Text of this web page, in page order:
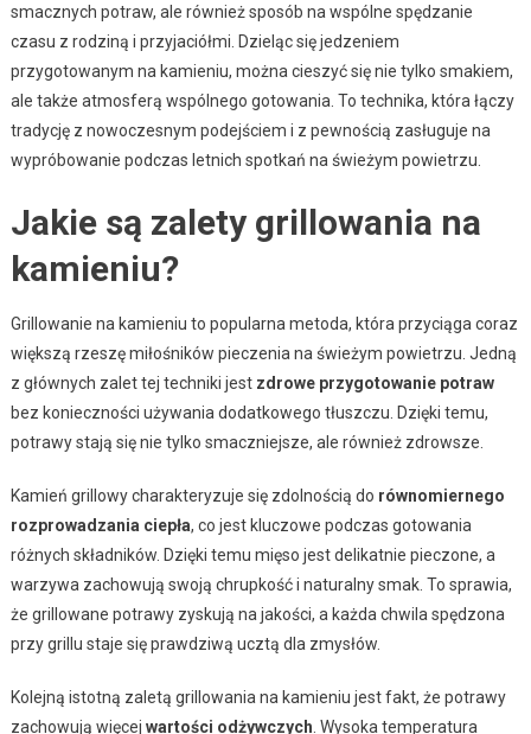
smacznych potraw, ale również sposób na wspólne spędzanie
czasu z rodziną i przyjaciółmi. Dzieląc się jedzeniem
przygotowanym na kamieniu, można cieszyć się nie tylko smakiem,
ale także atmosferą wspólnego gotowania. To technika, która łączy
tradycję z nowoczesnym podejściem i z pewnością zasługuje na
wypróbowanie podczas letnich spotkań na świeżym powietrzu.
Jakie są zalety grillowania na
kamieniu?
Grillowanie na kamieniu to popularna metoda, która przyciąga coraz
większą rzeszę miłośników pieczenia na świeżym powietrzu. Jedną
z głównych zalet tej techniki jest zdrowe przygotowanie potraw
bez konieczności używania dodatkowego tłuszczu. Dzięki temu,
potrawy stają się nie tylko smaczniejsze, ale również zdrowsze.
Kamień grillowy charakteryzuje się zdolnością do równomiernego
rozprowadzania ciepła, co jest kluczowe podczas gotowania
różnych składników. Dzięki temu mięso jest delikatnie pieczone, a
warzywa zachowują swoją chrupkość i naturalny smak. To sprawia,
że grillowane potrawy zyskują na jakości, a każda chwila spędzona
przy grillu staje się prawdziwą ucztą dla zmysłów.
Kolejną istotną zaletą grillowania na kamieniu jest fakt, że potrawy
zachowują więcej wartości odżywczych . Wysoka temperatura